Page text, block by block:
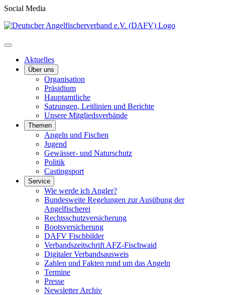
Social Media
Aktuelles
Über uns
Organisation
Präsidium
Hauptamtliche
Satzungen, Leitlinien und Berichte
Unsere Mitgliedsverbände
Themen
Angeln und Fischen
Jugend
Gewässer- und Naturschutz
Politik
Castingsport
Service
Wie werde ich Angler?
Bundesweite Regelungen zur Ausübung der
Angelfischerei
Rechtsschutzversicherung
Bootsversicherung
DAFV Fischbilder
Verbandszeitschrift AFZ-Fischwaid
Digitaler Verbandsausweis
Zahlen und Fakten rund um das Angeln
Termine
Presse
Newsletter Archiv